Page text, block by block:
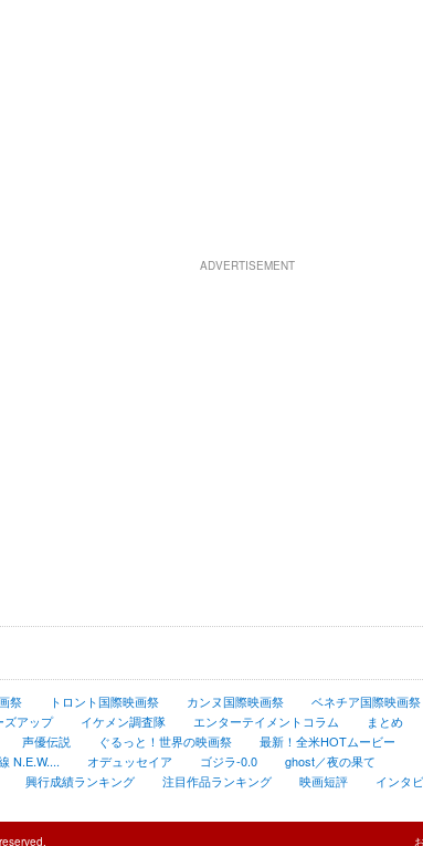
ADVERTISEMENT
祭 トロント国際映画祭 カンヌ国際映画祭 ベネチア国際映画祭
ズアップ
イケメン調査隊 エンターテイメントコラム
まとめ
声優伝説
ぐるっと！世界の映画祭
最新！全米HOTムービー
N.E.W....
オデュッセイア ゴジラ-0.0
ghost／夜の果て
興行成績ランキング
注目作品ランキング 映画短評 インタ